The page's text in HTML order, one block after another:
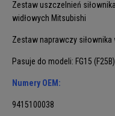
Zestaw uszczelnień
widłowych Mitsubishi
Zestaw naprawczy
Pasuje do modeli: FG15
Numery OEM:
9415100038